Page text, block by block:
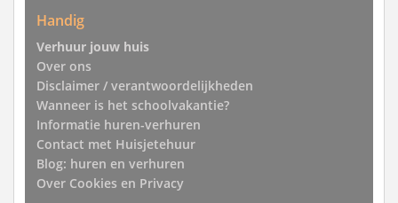
Handig
Verhuur jouw huis
Over ons
Disclaimer / verantwoordelijkheden
Wanneer is het schoolvakantie?
Informatie huren-verhuren
Contact met Huisjetehuur
Blog: huren en verhuren
Over Cookies en Privacy